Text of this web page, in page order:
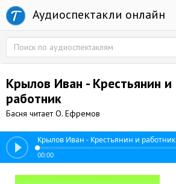
Аудиоспектакли онлайн
Крылов Иван - Крестьянин и
работник
Басня читает О. Ефремов
Крылов Иван - Крестьянин и работник
00:00